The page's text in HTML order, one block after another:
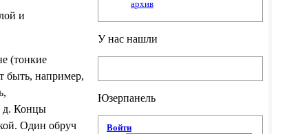
и
(тонкие
быть, например,
д. Концы
Один обруч
архив
У нас нашли
Юзерпанель
Войти